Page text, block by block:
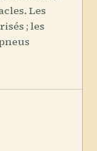
Les
; les